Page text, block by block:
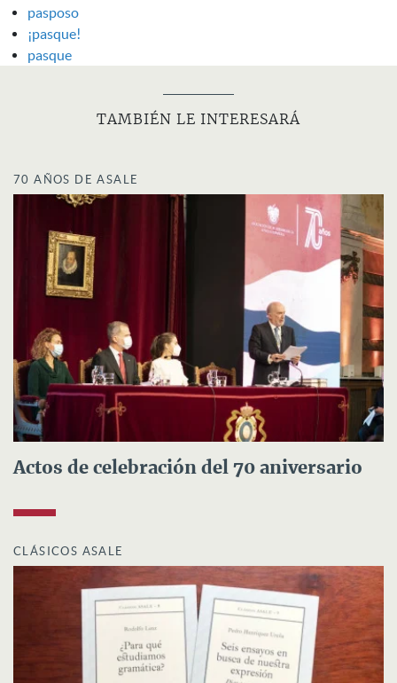
pasposo
¡pasque!
pasque
TAMBIÉN LE INTERESARÁ
70 AÑOS DE ASALE
Actos de celebración del 70 aniversario
CLÁSICOS ASALE